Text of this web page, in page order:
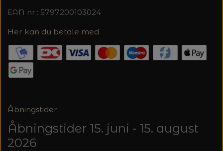
EAN nr.: 5797200103024
Her kan du betale med
Åbningstider:
Åbningstider 15. juni - 15. august
2026